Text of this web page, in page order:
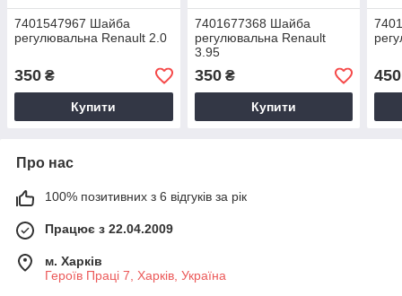
7401547967 Шайба
регулювальна Renault 2.0
350 ₴
Купити
7401677368 Шайба
регулювальна Renault
3.95
350₴
Купити
450
Про нас
100% позитивних з 6 відгуків за рік
Працює з 22.04.2009
м. Харків
Героїв Праці 7, Харків, Україна